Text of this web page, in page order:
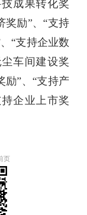
成果转化奖
奖励”、“支持
“支持企业数
车间建设奖
励”、“支持产
企业上市奖
页